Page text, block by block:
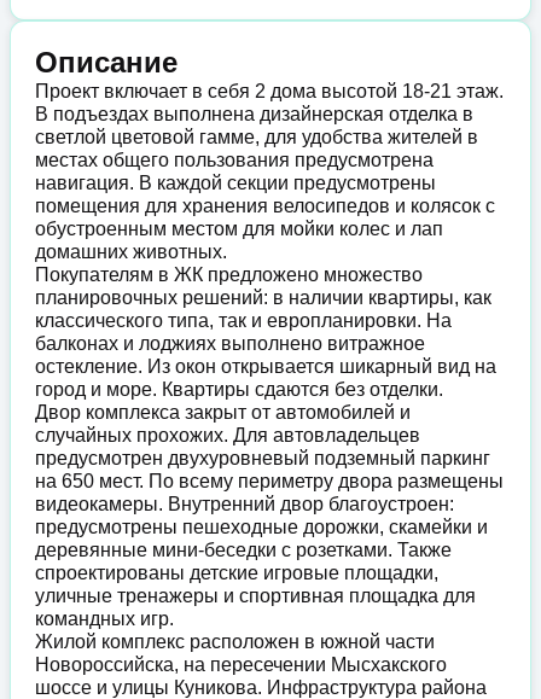
Описание
Проект включает в себя 2 дома высотой 18-21 этаж.
В подъездах выполнена дизайнерская отделка в
светлой цветовой гамме, для удобства жителей в
местах общего пользования предусмотрена
навигация. В каждой секции предусмотрены
помещения для хранения велосипедов и колясок с
обустроенным местом для мойки колес и лап
домашних животных.
Покупателям в ЖК предложено множество
планировочных решений: в наличии квартиры, как
классического типа, так и европланировки. На
балконах и лоджиях выполнено витражное
остекление. Из окон открывается шикарный вид на
город и море. Квартиры сдаются без отделки.
Двор комплекса закрыт от автомобилей и
случайных прохожих. Для автовладельцев
предусмотрен двухуровневый подземный паркинг
на 650 мест. По всему периметру двора размещены
видеокамеры. Внутренний двор благоустроен:
предусмотрены пешеходные дорожки, скамейки и
деревянные мини-беседки с розетками. Также
спроектированы детские игровые площадки,
уличные тренажеры и спортивная площадка для
командных игр.
Жилой комплекс расположен в южной части
Новороссийска, на пересечении Мысхакского
шоссе и улицы Куникова. Инфраструктура района